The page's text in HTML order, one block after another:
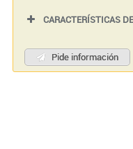
CARACTERÍSTICAS
Pide información